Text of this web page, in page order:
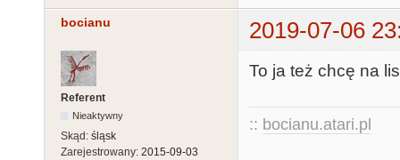
bocianu 2019-07-06
Referent
Nieaktywny
Skąd: śląsk
Zarejestrowany: 2015-09-03
To ja też chcę na
:: bocianu.atari.pl